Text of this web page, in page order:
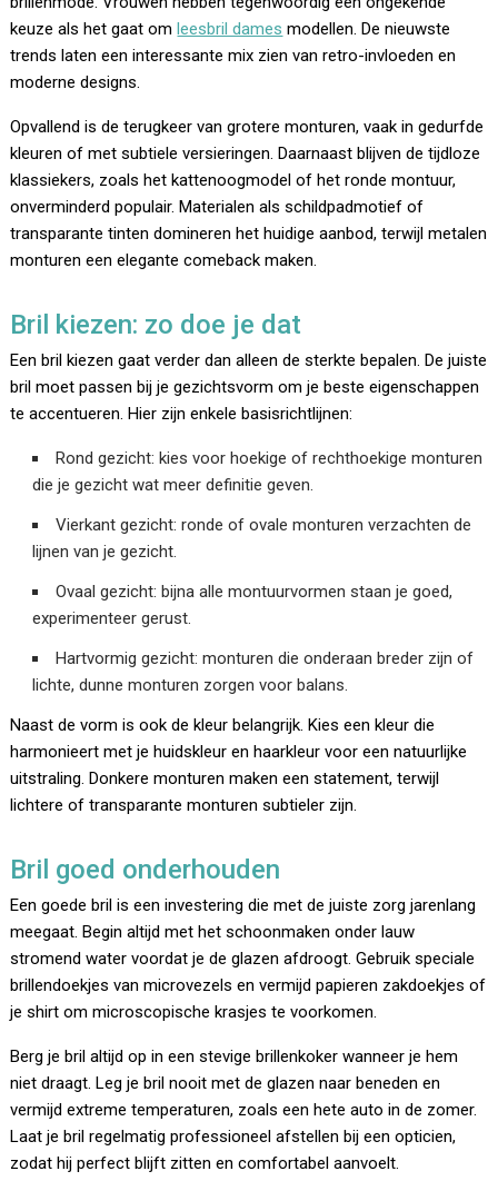
keuze als het gaat omleesbril dames modellen. De nieuwste
trends laten een interessante mix zien van retro-invloeden en
moderne designs.
Opvallend is de terugkeer van grotere monturen, vaak in gedurfde
kleuren of met subtiele versieringen. Daarnaast blijven de tijdloze
klassiekers, zoals het kattenoogmodel of het ronde montuur,
onverminderd populair. Materialen als schildpadmotief of
transparante tinten domineren het huidige aanbod, terwijl metalen
monturen een elegante comeback maken.
Bril kiezen: zo doe je dat
Een bril kiezen gaat verder dan alleen de sterkte bepalen. De juiste
bril moet passen bij je gezichtsvorm om je beste eigenschappen
te accentueren. Hier zijn enkele basisrichtlijnen:
Rond gezicht: kies voor hoekige of rechthoekige monturen
die je gezicht wat meer definitie geven.
Vierkant gezicht: ronde of ovale monturen verzachten de
lijnen van je gezicht.
Ovaal gezicht: bijna alle montuurvormen staan je goed,
experimenteer gerust.
Hartvormig gezicht: monturen die onderaan breder zijn of
lichte, dunne monturen zorgen voor balans.
Naast de vorm is ook de kleur belangrijk. Kies een kleur die
harmonieert met je huidskleur en haarkleur voor een natuurlijke
uitstraling. Donkere monturen maken een statement, terwijl
lichtere of transparante monturen subtieler zijn.
Bril goed onderhouden
Een goede bril is een investering die met de juiste zorg jarenlang
meegaat. Begin altijd met het schoonmaken onder lauw
stromend water voordat je de glazen afdroogt. Gebruik speciale
brillendoekjes van microvezels en vermijd papieren zakdoekjes of
je shirt om microscopische krasjes te voorkomen.
Berg je bril altijd op in een stevige brillenkoker wanneer je hem
niet draagt. Leg je bril nooit met de glazen naar beneden en
vermijd extreme temperaturen, zoals een hete auto in de zomer.
Laat je bril regelmatig professioneel afstellen bij een opticien,
zodat hij perfect blijft zitten en comfortabel aanvoelt.